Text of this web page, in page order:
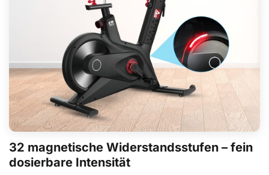
32 magnetische Widerstandsstufen – fein
dosierbare Intensität